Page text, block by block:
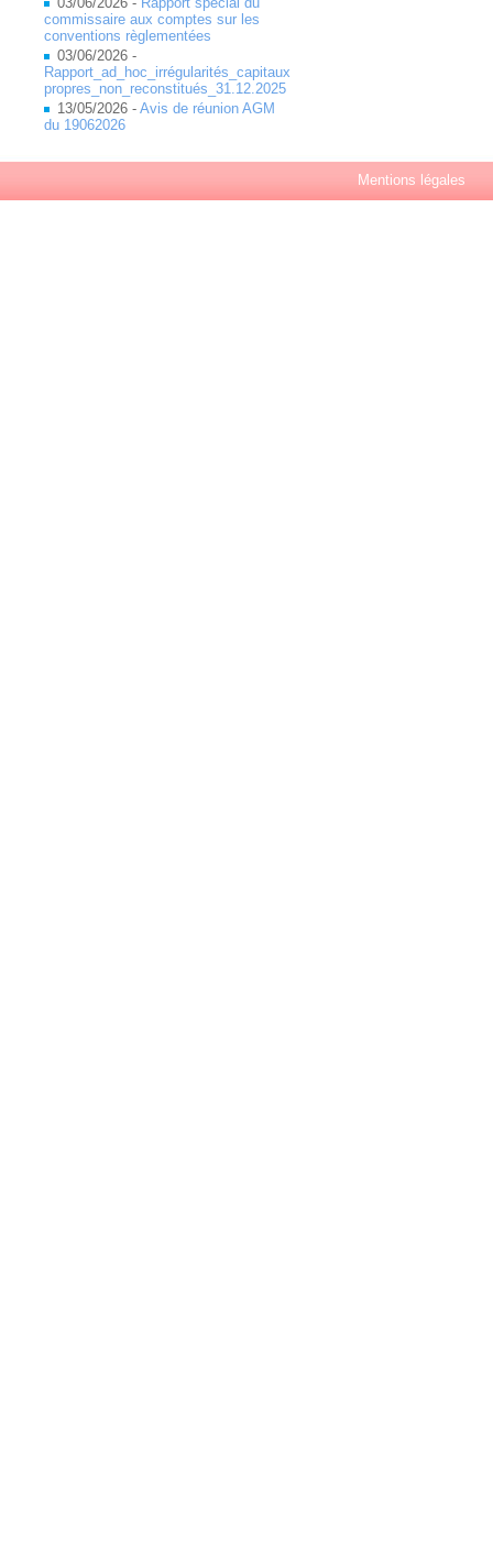
commissaire aux comptes sur les
conventions règlementées
03/06/2026 -
Rapport_ad_hoc_irrégularités_capitaux
propres_non_reconstitués_31.12.2025
13/05/2026 - Avis de réunion AGM
du 19062026
Mentions légales